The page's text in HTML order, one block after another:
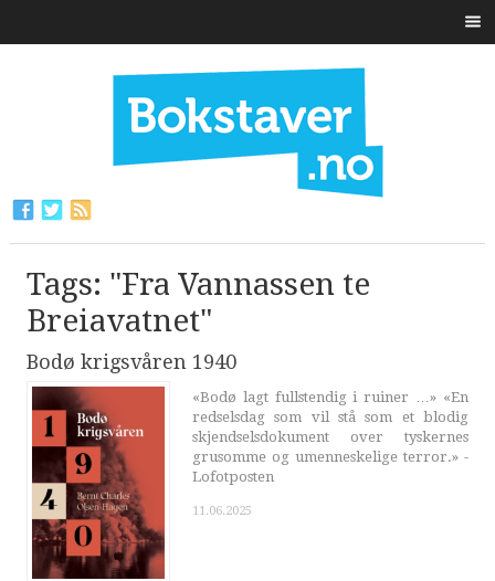
Tags: "Fra Vannassen te
Breiavatnet"
Bodø krigsvåren 1940
«Bodø lagt fullstendig i ruiner …» «En
redselsdag som vil stå som et blodig
skjendselsdokument over tyskernes
grusomme og umenneskelige terror.» -
Lofotposten
11.06.2025